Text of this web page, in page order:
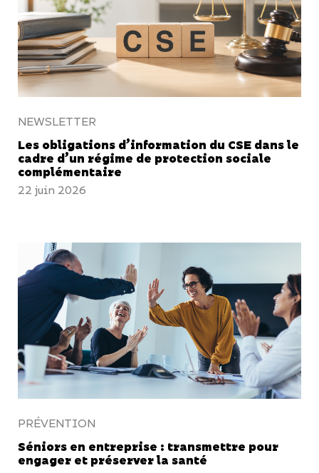
NEWSLETTER
Les obligations d’information du CSE dans le
cadre d’un régime de protection sociale
complémentaire
22 juin 2026
PRÉVENTION
Séniors en entreprise : transmettre pour
engager et préserver la santé